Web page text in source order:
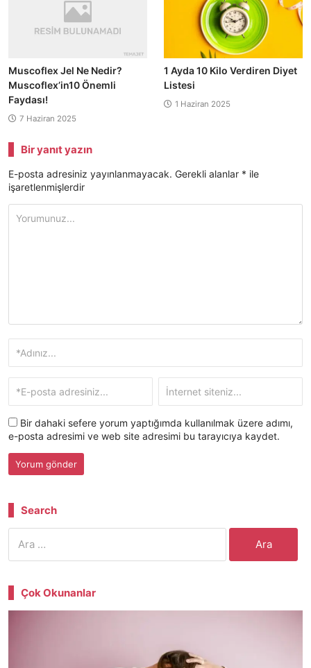
Muscoflex Jel Ne Nedir?
Muscoflex’in10 Önemli
Faydası!
7 Haziran 2025
1 Ayda 10 Kilo Verdiren Diyet
Listesi
1 Haziran 2025
Bir yanıt yazın
E-posta adresiniz yayınlanmayacak. Gerekli alanlar * ile
işaretlenmişlerdir
Bir dahaki sefere yorum yaptığımda kullanılmak üzere adımı,
e-posta adresimi ve web site adresimi bu tarayıcıya kaydet.
Search
Çok Okunanlar